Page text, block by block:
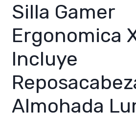
Silla Gamer
Ergonomica
Incluye
Almohada